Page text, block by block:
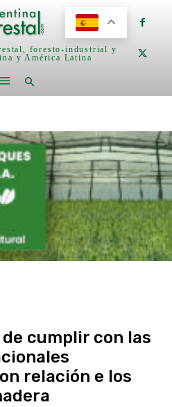
foresto-industrial y
y América Latina
cumplir con las
relación e los